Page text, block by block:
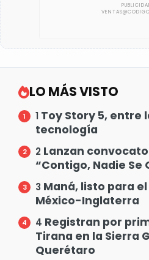
LO MÁS VISTO
1 Toy Story 5, entre
tecnología
2 Lanzan
“Contigo, Nadie Se
3 Maná, listo para
México-Inglaterra
4 Registran por
Tirana en la Sierra
Querétaro